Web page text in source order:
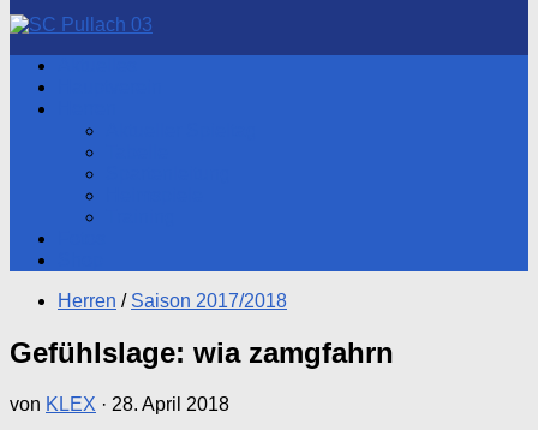
Herren / Saison 2017/2018
Gefühlslage: wia zamgfahrn
von KLEX · 28. April 2018